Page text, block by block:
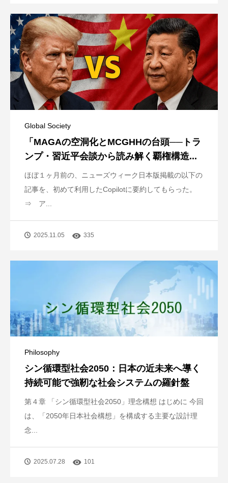
Global Society
「MAGAの空洞化とMCGHHの台頭──トラ
ンプ・習近平会談から読み解く覇権構造...
ほぼ１ヶ月前の、ニューズウィーク日本版掲載の以下の
記事を、初めて利用したCopilotに要約してもらった。
⇒ ア...
2025.11.05 335
Philosophy
シン循環型社会2050：日本の近未来へ導く
持続可能で強靭な社会システムの羅針盤
第４章 「シン循環型社会2050」理念構想 はじめに 今回
は、「2050年日本社会構想」を構成する主要な設計理
念...
2025.07.28 101